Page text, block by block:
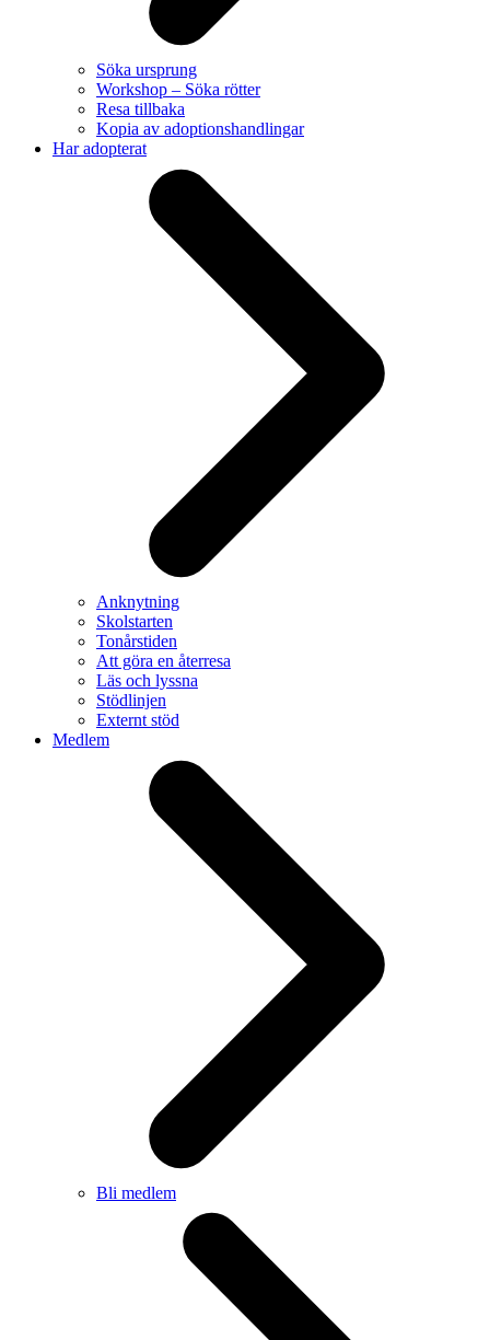
Söka ursprung
Workshop – Söka rötter
Resa tillbaka
Kopia av adoptionshandlingar
Har adopterat
Anknytning
Skolstarten
Tonårstiden
Att göra en återresa
Läs och lyssna
Stödlinjen
Externt stöd
Medlem
Bli medlem